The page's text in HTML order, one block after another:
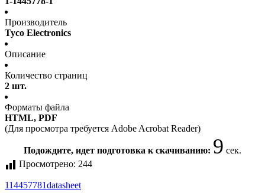
Производитель
Tyco Electronics
Описание
Количество страниц
2 шт.
Форматы файла
HTML, PDF
(Для просмотра требуется Adobe Acrobat Reader)
Подождите, идет подготовка к скачиванию: 9 сек.
Просмотрено: 244
114457781datasheet